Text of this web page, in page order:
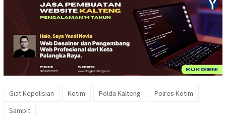
Giat Kepolisian Kotim Polda Kalteng
Polres Kotim
Sampit